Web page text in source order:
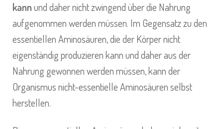
kannund daher nicht zwingend über die Nahrung
aufgenommen werden müssen. Im Gegensatz zu den
essentiellen Aminosäuren, die der Körper nicht
eigenständig produzieren kann und daher aus der
Nahrung gewonnen werden müssen, kann der
Organismus nicht-essentielle Aminosäuren selbst
herstellen.